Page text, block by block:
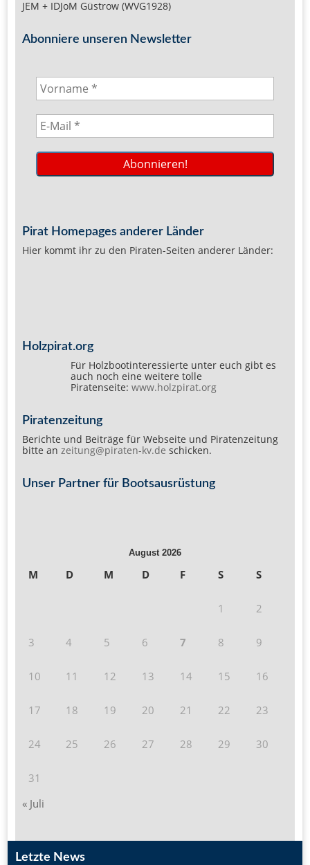
JEM + IDJoM Güstrow (WVG1928)
Abonniere unseren Newsletter
Pirat Homepages anderer Länder
Hier kommt ihr zu den Piraten-Seiten anderer Länder:
Holzpirat.org
Für Holzbootinteressierte unter euch gibt es
auch noch eine weitere tolle
Piratenseite: www.holzpirat.org
Piratenzeitung
Berichte und Beiträge für Webseite und Piratenzeitung
bitte an zeitung@piraten-kv.de schicken.
Unser Partner für Bootsausrüstung
August 2026
M D M D F S S
1 2
3 4 5 6 7 8 9
10 11 12 13 14 15 16
17 18 19 20 21 22 23
24 25 26 27 28 29 30
31
« Juli
Letzte News